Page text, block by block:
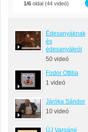
1/6 oldal (44 videó)
Édesanyáknak
és
édesanyákról
50 videó
Fodor Ottilia
1 videó
Járóka Sándor
10 videó
ÚJ Vargáné